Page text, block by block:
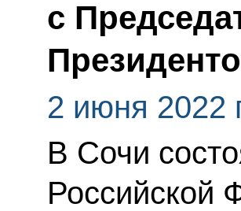
с
2 июня 2022
В Сочи
Российской